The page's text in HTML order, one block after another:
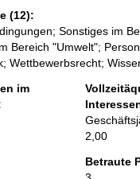
e
p
o
S
e
(12):
Sonstiges im
Bereich "Umwelt";
Wettbewerbsrecht;
im
2,00
Betraute